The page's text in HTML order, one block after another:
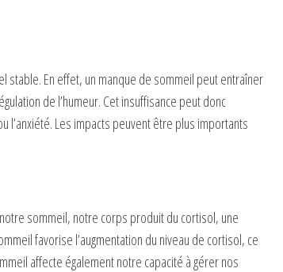
stable. En effet, un manque de sommeil peut entraîner
de l’humeur. Cet insuffisance peut donc
l’anxiété. Les impacts peuvent être plus importants
sommeil, notre corps produit du cortisol, une
favorise l’augmentation du niveau de cortisol, ce
affecte également notre capacité à gérer nos